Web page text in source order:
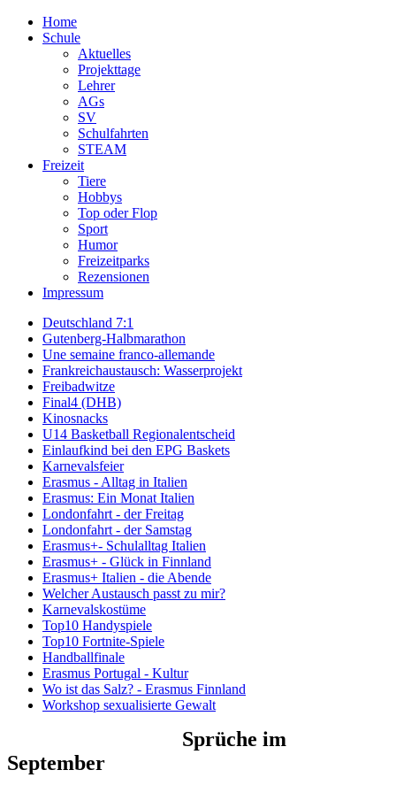
Home
Schule
Aktuelles
Projekttage
Lehrer
AGs
SV
Schulfahrten
STEAM
Freizeit
Tiere
Hobbys
Top oder Flop
Sport
Humor
Freizeitparks
Rezensionen
Impressum
Deutschland 7:1
Gutenberg-Halbmarathon
Une semaine franco-allemande
Frankreichaustausch: Wasserprojekt
Freibadwitze
Final4 (DHB)
Kinosnacks
U14 Basketball Regionalentscheid
Einlaufkind bei den EPG Baskets
Karnevalsfeier
Erasmus - Alltag in Italien
Erasmus: Ein Monat Italien
Londonfahrt - der Freitag
Londonfahrt - der Samstag
Erasmus+- Schulalltag Italien
Erasmus+ - Glück in Finnland
Erasmus+ Italien - die Abende
Welcher Austausch passt zu mir?
Karnevalskostüme
Top10 Handyspiele
Top10 Fortnite-Spiele
Handballfinale
Erasmus Portugal - Kultur
Wo ist das Salz? - Erasmus Finnland
Workshop sexualisierte Gewalt
Sprüche im
September